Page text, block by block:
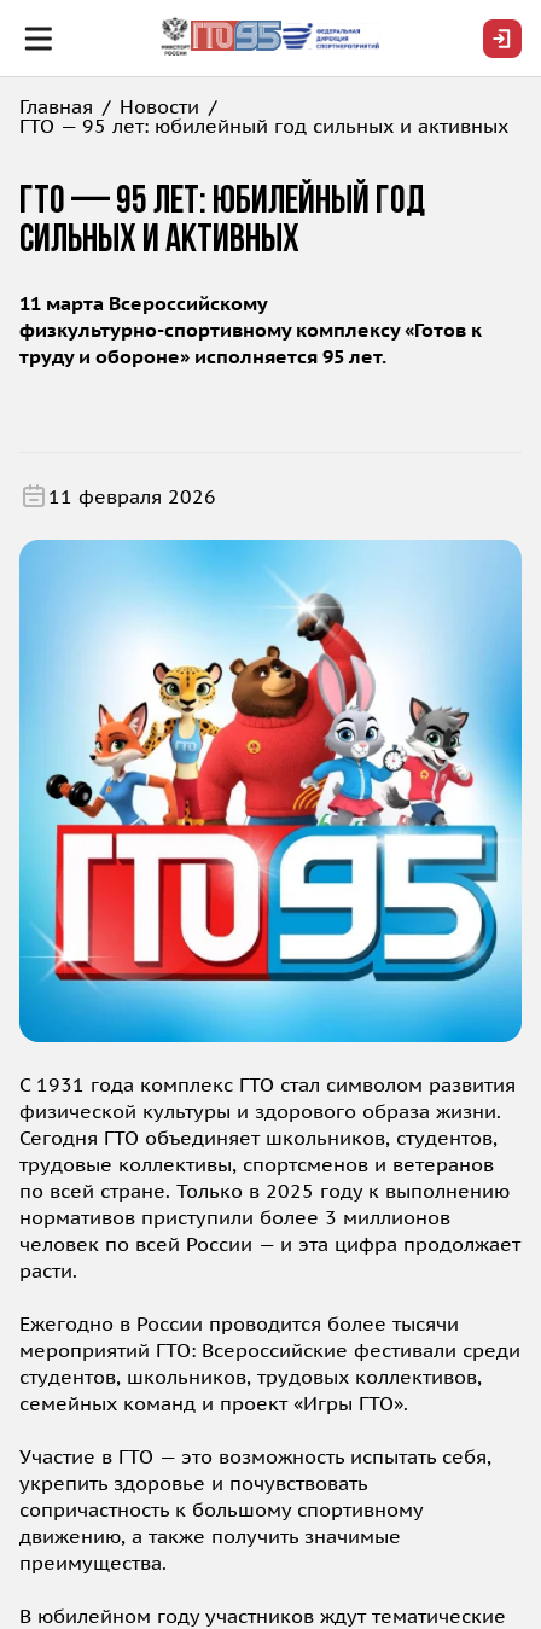
Главная
Новости
ГТО — 95 лет: юбилейный год сильных и активных
ГТО — 95 лет: юбилейный год
сильных и активных
11 марта Всероссийскому
физкультурно‑спортивному комплексу «Готов к
труду и обороне» исполняется 95 лет.
11 февраля 2026
С 1931 года комплекс ГТО стал символом развития
физической культуры и здорового образа жизни.
Сегодня ГТО объединяет школьников, студентов,
трудовые коллективы, спортсменов и ветеранов
по всей стране. Только в 2025 году к выполнению
нормативов приступили более 3 миллионов
человек по всей России — и эта цифра продолжает
расти.
Ежегодно в России проводится более тысячи
мероприятий ГТО: Всероссийские фестивали среди
студентов, школьников, трудовых коллективов,
семейных команд и проект «Игры ГТО».
Участие в ГТО — это возможность испытать себя,
укрепить здоровье и почувствовать
сопричастность к большому спортивному
движению, а также получить значимые
преимущества.
В юбилейном году участников ждут тематические